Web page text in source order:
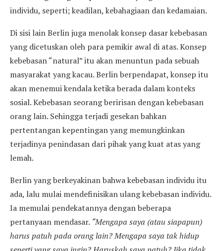
individu, seperti; keadilan, kebahagiaan dan kedamaian.
Di sisi lain Berlin juga menolak konsep dasar kebebasan
yang dicetuskan oleh para pemikir awal di atas. Konsep
kebebasan “natural” itu akan menuntun pada sebuah
masyarakat yang kacau. Berlin berpendapat, konsep itu
akan menemui kendala ketika berada dalam konteks
sosial. Kebebasan seorang beririsan dengan kebebasan
orang lain. Sehingga terjadi gesekan bahkan
pertentangan kepentingan yang memungkinkan
terjadinya penindasan dari pihak yang kuat atas yang
lemah.
Berlin yang berkeyakinan bahwa kebebasan individu itu
ada, lalu mulai mendefinisikan ulang kebebasan individu.
Ia memulai pendekatannya dengan beberapa
pertanyaan mendasar. “Mengapa saya (atau siapapun)
harus patuh pada orang lain? Mengapa saya tak hidup